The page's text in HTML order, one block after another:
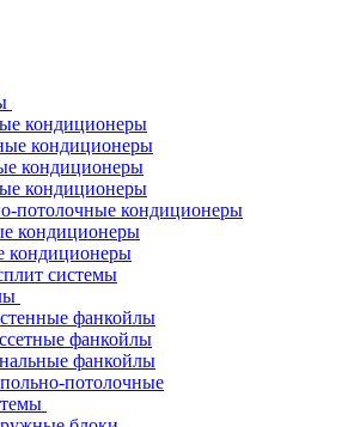
кондиционеры
кондиционеры
кондиционеры
кондиционеры
потолочные кондиционеры
кондиционеры
кондиционеры
системы
фанкойлы
фанкойлы
фанкойлы
потолочные